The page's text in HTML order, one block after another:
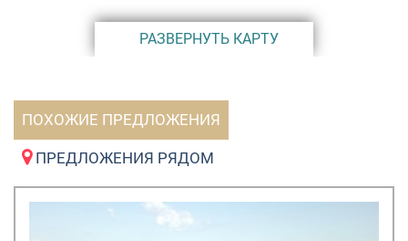
• спортивный аэродром
• продуктовые фермы.
вблизи деревни Лопухинки. Одним из его преимуществ
от Санкт-Петербурга. Данная локация позволяет
работать в городе, т.к. добраться до Санкт-Петербурга
то КП «Сочи» можно за 45 минут.
РАЗВЕРНУТЬ КАРТУ
ПОХОЖИЕ ПРЕДЛОЖЕНИЯ
ПРЕДЛОЖЕНИЯ РЯДОМ